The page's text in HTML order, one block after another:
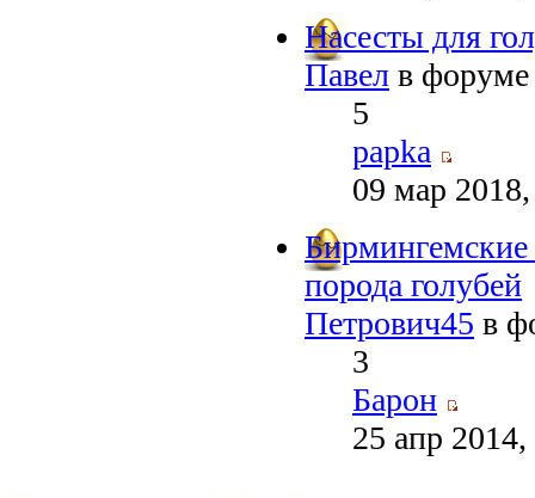
Насесты для
Павел в
5
papka
09 мар
Бирмингемские
порода голубей
Петрович45 в
3
Барон
25 апр